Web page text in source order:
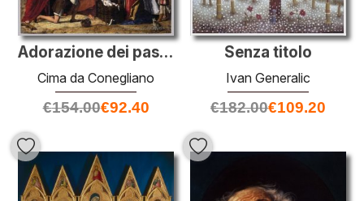
Adorazione dei pastori
Cima da Conegliano
€154.00€92.40
Senza titolo
Ivan Generalic
€182.00€109.20